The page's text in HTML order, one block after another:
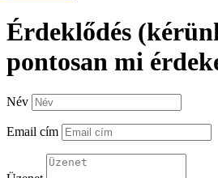
Érdeklődés
pontosan mi
Név
Email cím